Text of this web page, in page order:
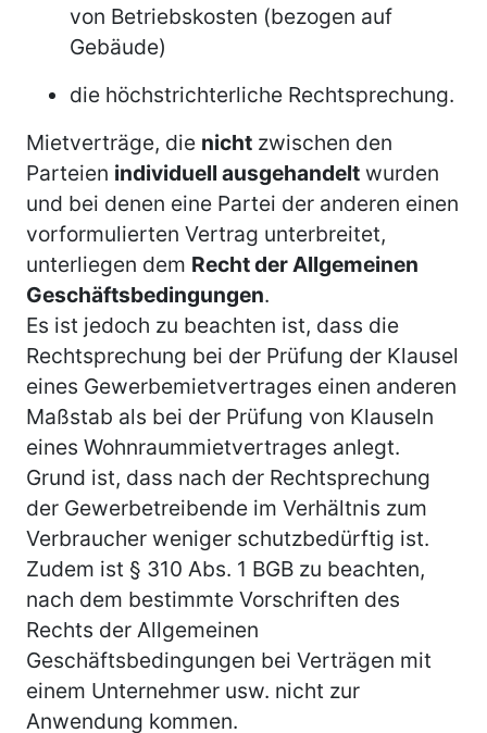
von Betriebskosten (bezogen auf
Gebäude)
die höchstrichterliche Rechtsprechung.
Mietverträge, die nicht zwischen den
Parteien individuell ausgehandelt wurden
und bei denen eine Partei der anderen einen
vorformulierten Vertrag unterbreitet,
unterliegen dem Recht der Allgemeinen
Geschäftsbedingungen.
Es ist jedoch zu beachten ist, dass die
Rechtsprechung bei der Prüfung der Klausel
eines Gewerbemietvertrages einen anderen
Maßstab als bei der Prüfung von Klauseln
eines Wohnraummietvertrages anlegt.
Grund ist, dass nach der Rechtsprechung
der Gewerbetreibende im Verhältnis zum
Verbraucher weniger schutzbedürftig ist.
Zudem ist § 310 Abs. 1 BGB zu beachten,
nach dem bestimmte Vorschriften des
Rechts der Allgemeinen
Geschäftsbedingungen bei Verträgen mit
einem Unternehmer usw. nicht zur
Anwendung kommen.